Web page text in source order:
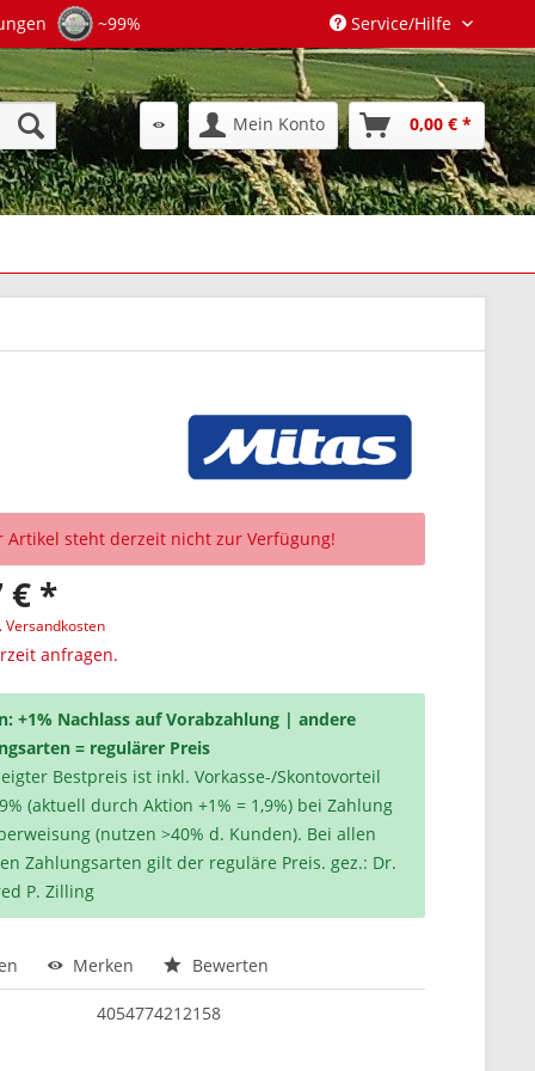
~99% Service/Hilfe
Mein Konto 0,00 € *
Artikel steht derzeit nicht zur Verfügung!
€ *
Versandkosten
anfragen.
+1% Nachlass auf Vorabzahlung | andere
= regulärer Preis
Bestpreis ist inkl. Vorkasse-/Skontovorteil
(aktuell durch Aktion +1% = 1,9%) bei Zahlung
(nutzen >40% d. Kunden). Bei allen
Zahlungsarten gilt der reguläre Preis. gez.: Dr.
P. Zilling
Merken Bewerten
4054774212158